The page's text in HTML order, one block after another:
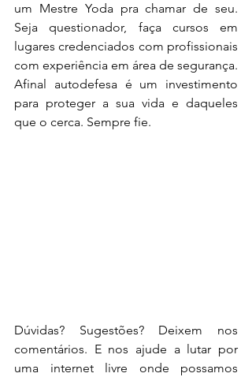
um Mestre Yoda pra chamar de seu.
Seja questionador, faça cursos em
lugares credenciados com profissionais
com experiência em área de segurança.
Afinal autodefesa é um investimento
para proteger a sua vida e daqueles
que o cerca. Sempre fie.
Dúvidas? Sugestões? Deixem nos
comentários. E nos ajude a lutar por
uma internet livre onde possamos